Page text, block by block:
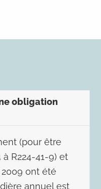
obligation
(pour être
R224-41-9) et
2009 ont été
annuel est